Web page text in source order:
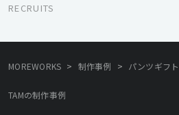
RECRUITS
MOREWORKS > 制作事例 > パンツギフ
TAMの制作事例